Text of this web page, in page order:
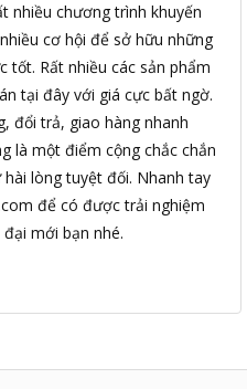
nhiều chương trình khuyến
cơ hội để sở hữu những
tốt. Rất nhiều các sản phẩm
tại đây với giá cực bất ngờ.
đổi trả, giao hàng nhanh
là một điểm cộng chắc chắn
lòng tuyệt đối. Nhanh tay
để có được trải nghiệm
mới bạn nhé.